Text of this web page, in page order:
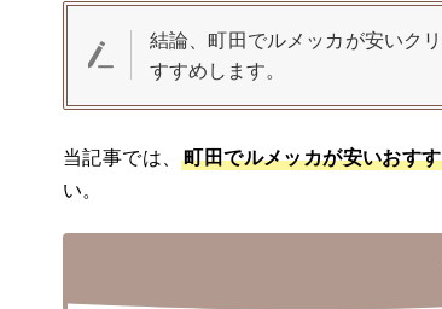
結論、町田でルメッカが安いク
すすめします。
当記事では、町田でルメッカが安いおす
い。